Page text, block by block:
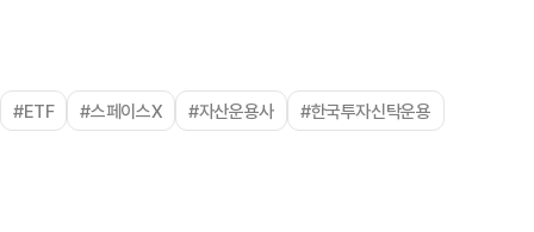
#ETF #스페이스X #자산운용사 #한국투자신탁운용